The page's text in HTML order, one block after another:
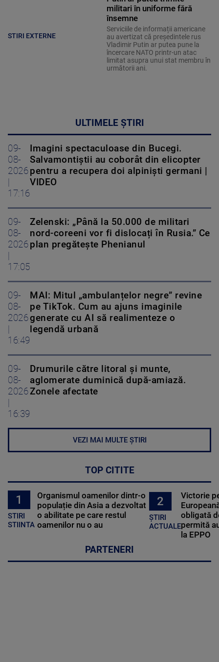
STIRI EXTERNE
militari în uniforme fără
însemne
Serviciile de informații americane
au avertizat că președintele rus
Vladimir Putin ar putea pune la
încercare NATO printr-un atac
limitat asupra unui stat membru în
următorii ani.
ULTIMELE ȘTIRI
09-
08-
2026
17:16
Imagini spectaculoase din Bucegi.
Salvamontiștii au coborât din elicopter
pentru a recupera doi alpiniști germani |
VIDEO
09-
08-
2026
17:05
Zelenski: „Până la 50.000 de militari
nord-coreeni vor fi dislocați în Rusia.” Ce
plan pregătește Phenianul
09-
08-
2026
16:49
MAI: Mitul „ambulanțelor negre” revine
pe TikTok. Cum au ajuns imaginile
generate cu AI să realimenteze o
legendă urbană
09-
08-
2026
16:39
Drumurile către litoral și munte,
aglomerate duminică după-amiază.
Zonele afectate
VEZI MAI MULTE ȘTIRI
TOP CITITE
1
STIRI
STIINTA
Organismul oamenilor dintr-o
populație din Asia a dezvoltat
o abilitate pe care restul
oamenilor nu o au
2
ȘTIRI
ACTUALE
Victorie
obligată
permită
la EPPO
PARTENERI